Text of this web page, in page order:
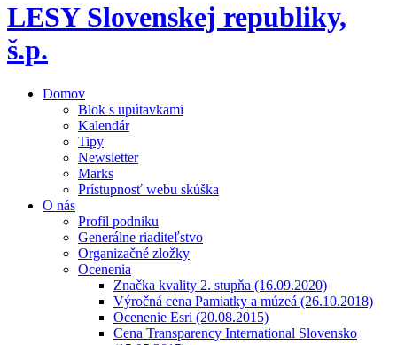
LESY Slovenskej republiky,
š.p.
Domov
Blok s upútavkami
Kalendár
Tipy
Newsletter
Marks
Prístupnosť webu skúška
O nás
Profil podniku
Generálne riaditeľstvo
Organizačné zložky
Ocenenia
Značka kvality 2. stupňa (16.09.2020)
Výročná cena Pamiatky a múzeá (26.10.2018)
Ocenenie Esri (20.08.2015)
Cena Transparency International Slovensko